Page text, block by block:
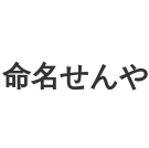
名せんや